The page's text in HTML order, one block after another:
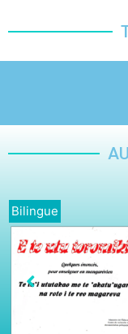
Bilingue